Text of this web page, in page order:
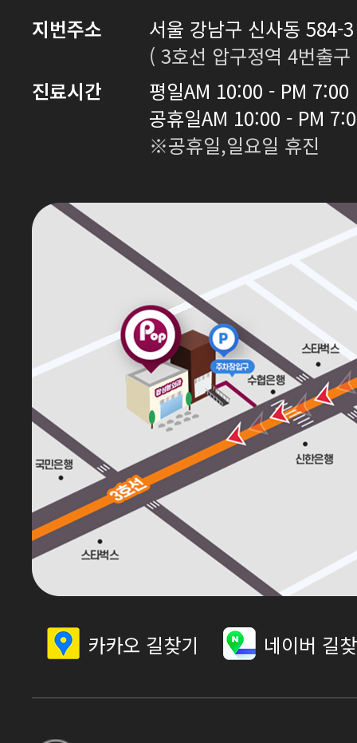
지번주소
서울 강남구 신사동 584-
( 3호선 압구정역 4번출
진료시간
평일AM 10:00 - PM 7:00
공휴일AM 10:00 - PM
※공휴일,일요일 휴진
카카오 길찾기 네이버 길